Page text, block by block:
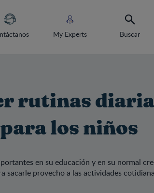
My Experts Buscar
rutinas
los niños
en su educación y en su normal
sacarle provecho a las actividades